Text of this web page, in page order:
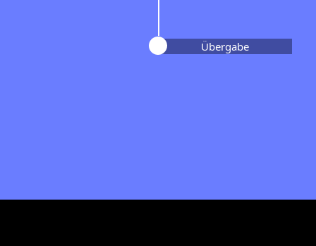
Übergabe